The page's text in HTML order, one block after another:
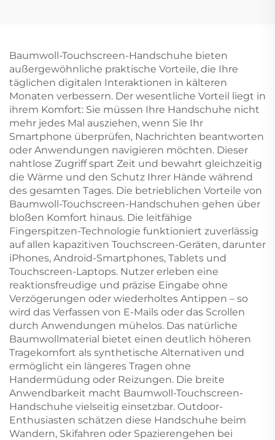
Trucker Hut
Baumwoll-Touchscreen-Handschuhe bieten
außergewöhnliche praktische Vorteile, die Ihre
täglichen digitalen Interaktionen in kälteren
Monaten verbessern. Der wesentliche Vorteil liegt in
ihrem Komfort: Sie müssen Ihre Handschuhe nicht
mehr jedes Mal ausziehen, wenn Sie Ihr
Smartphone überprüfen, Nachrichten beantworten
oder Anwendungen navigieren möchten. Dieser
nahtlose Zugriff spart Zeit und bewahrt gleichzeitig
die Wärme und den Schutz Ihrer Hände während
des gesamten Tages. Die betrieblichen Vorteile von
Baumwoll-Touchscreen-Handschuhen gehen über
bloßen Komfort hinaus. Die leitfähige
Fingerspitzen-Technologie funktioniert zuverlässig
auf allen kapazitiven Touchscreen-Geräten, darunter
iPhones, Android-Smartphones, Tablets und
Touchscreen-Laptops. Nutzer erleben eine
reaktionsfreudige und präzise Eingabe ohne
Verzögerungen oder wiederholtes Antippen – so
wird das Verfassen von E-Mails oder das Scrollen
durch Anwendungen mühelos. Das natürliche
Baumwollmaterial bietet einen deutlich höheren
Tragekomfort als synthetische Alternativen und
ermöglicht ein längeres Tragen ohne
Handermüdung oder Reizungen. Die breite
Anwendbarkeit macht Baumwoll-Touchscreen-
Handschuhe vielseitig einsetzbar. Outdoor-
Enthusiasten schätzen diese Handschuhe beim
Wandern, Skifahren oder Spazierengehen bei